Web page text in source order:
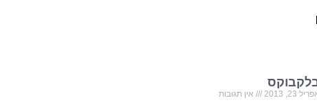
23, 2013 אין תגובות